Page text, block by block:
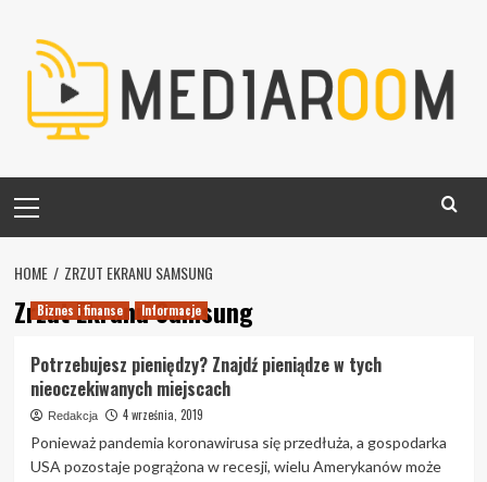
content
Menu
HOME ZRZUT EKRANU SAMSUNG
Zrzut Ekranu Samsung
Biznes i finanse Informacje
Potrzebujesz pieniędzy? Znajdź pieniądze w tych
nieoczekiwanych miejscach
Redakcja 4 września, 2019
Ponieważ pandemia koronawirusa się przedłuża, a gospodarka
USA pozostaje pogrążona w recesji, wielu Amerykanów może